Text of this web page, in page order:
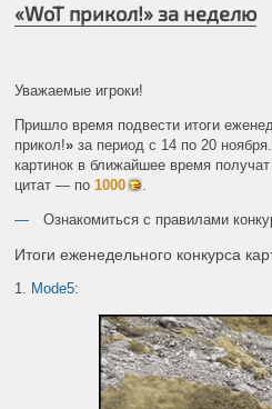
«WoT прикол!» за неделю
Уважаемые игроки!
Пришло время подвести итоги
прикол!» за период с 14 по 20
картинок в ближайшее время
цитат — по 1000
Ознакомиться с правилами
Итоги еженедельного конкурса
1. Mode5: